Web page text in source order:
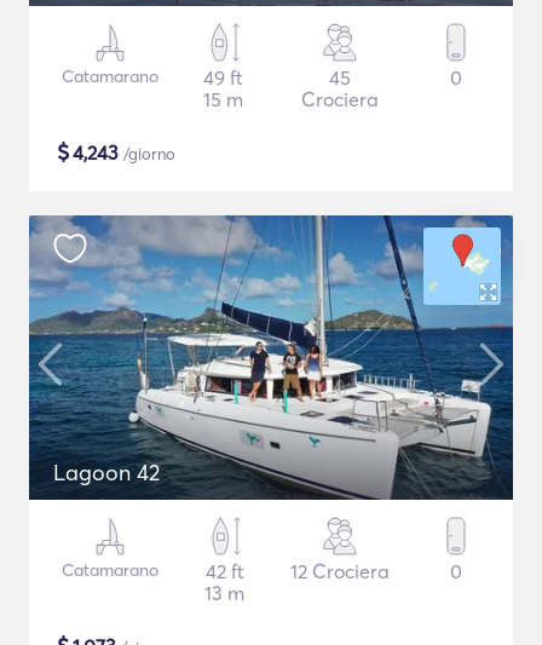
Catamarano
49 ft
15 m
45
Crociera
0
$4,243 /giorno
Lagoon 42
Catamarano
42 ft
13 m
12 Crociera 0